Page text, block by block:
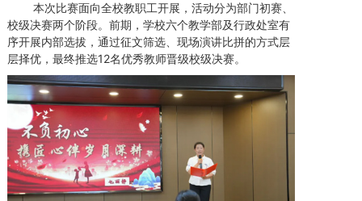
本次比赛面向全校教职工开展，活动分为部门初赛、
校级决赛两个阶段。前期，学校六个教学部及行政处室有
序开展内部选拔，通过征文筛选、现场演讲比拼的方式层
层择优，最终推选12名优秀教师晋级校级决赛。